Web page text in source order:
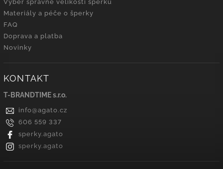
Výběr správné velikosti šperků
Materiály a péče o šperky
FAQ
Doprava a platba
Novinky
KONTAKT
T-BRANDTIME s.r.o.
info@agato.cz
606 559 337
sperky.agato
sperky.agato